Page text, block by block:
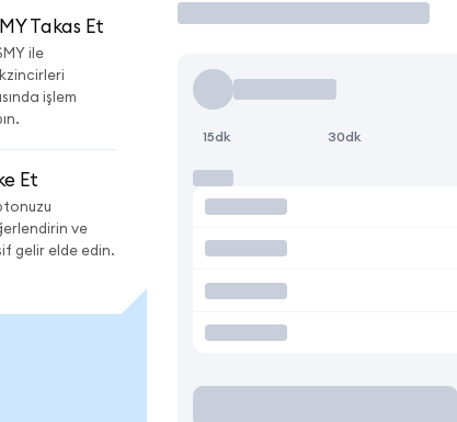
Takas Et
ile
işlem
Et
ve
gelir elde edin.
15dk 30dk